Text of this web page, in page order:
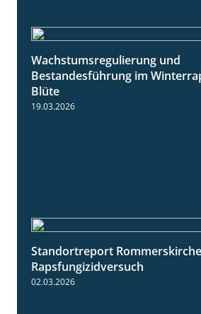
Wachstumsregulierung und
Bestandesführung im
Blüte
19.03.2026
Standortreport
Rapsfungizidversuch
02.03.2026